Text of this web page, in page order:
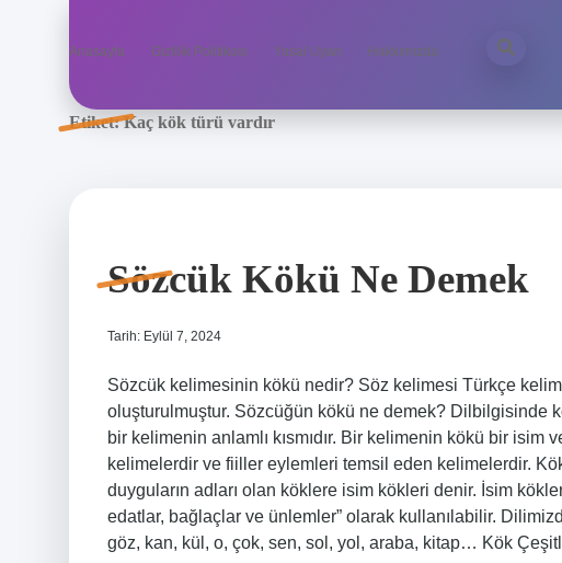
Anasayfa Gizlilik Politikası Yasal Uyarı Hakkımızda
Etiket:Kaç kök türü vardır
Sözcük Kökü Ne Demek
Tarih: Eylül 7, 2024
Sözcük kelimesinin kökü nedir? Söz kelimesi Türkçe
oluşturulmuştur. Sözcüğün kökü ne demek? Dilbilgisinde
bir kelimenin anlamlı kısmıdır. Bir kelimenin kökü bir isim
kelimelerdir ve fiiller eylemleri temsil eden kelimelerdir.
duyguların adları olan köklere isim kökleri denir. İsim
edatlar, bağlaçlar ve ünlemler” olarak kullanılabilir.
göz, kan, kül, o, çok, sen, sol, yol, araba, kitap… Kök